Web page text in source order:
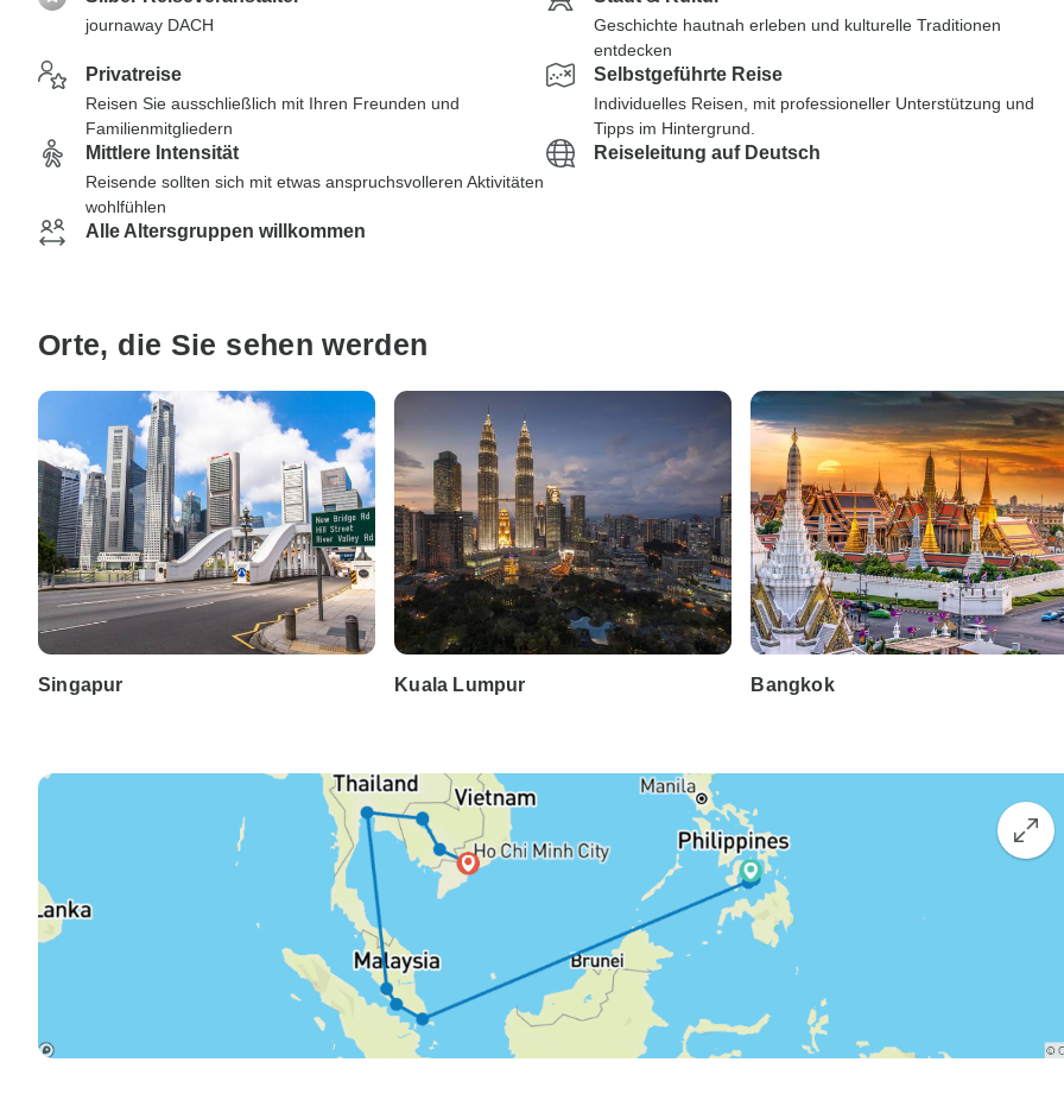
journaway DACH
Geschichte hautnah erleben und kulturelle Traditionen
entdecken
Privatreise
Reisen Sie ausschließlich mit Ihren Freunden und
Familienmitgliedern
Selbstgeführte Reise
Individuelles Reisen, mit professioneller Unterstützung und
Tipps im Hintergrund.
Mittlere Intensität
Reisende sollten sich mit etwas anspruchsvolleren Aktivitäten
wohlfühlen
Reiseleitung auf Deutsch
Alle Altersgruppen willkommen
Orte, die Sie sehen werden
Singapur Kuala Lumpur Bangkok